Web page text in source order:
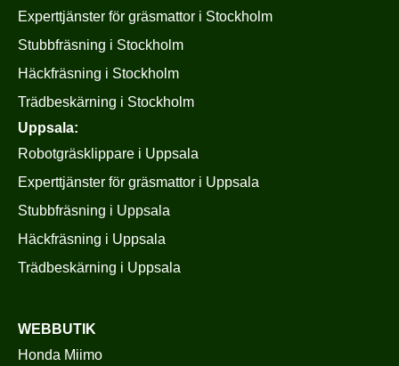
Experttjänster för gräsmattor i Stockholm
Stubbfräsning i Stockholm
Häckfräsning i Stockholm
Trädbeskärning i Stockholm
Uppsala:
Robotgräsklippare i Uppsala
Experttjänster för gräsmattor i Uppsala
Stubbfräsning i Uppsala
Häckfräsning i Uppsala
Trädbeskärning i Uppsala
WEBBUTIK
Honda Miimo